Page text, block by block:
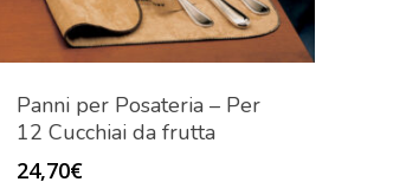
Panni per Posateria – Per
12 Cucchiai da frutta
24,70€